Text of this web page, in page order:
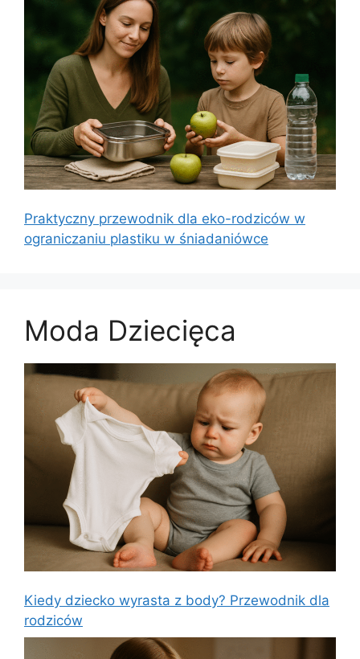
Praktyczny przewodnik dla eko-rodziców w
ograniczaniu plastiku w śniadaniówce
Moda Dziecięca
Kiedy dziecko wyrasta z body? Przewodnik dla
rodziców